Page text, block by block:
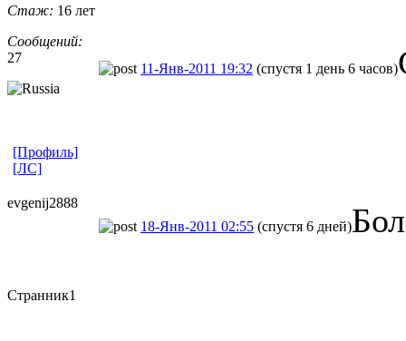
Стаж: 16 лет
Сообщений:
27
11-Янв-2011 19:32 (спустя 1 день 6 часов)
[Профиль]
[ЛС]
evgenij2888
18-Янв-2011 02:55 (спустя 6 дней)
Странник1